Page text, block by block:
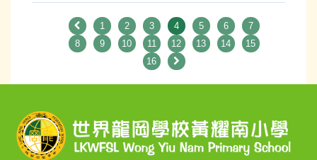
1 2 3 4 5 6
7
8
9 10 11 12 13 14
15
16